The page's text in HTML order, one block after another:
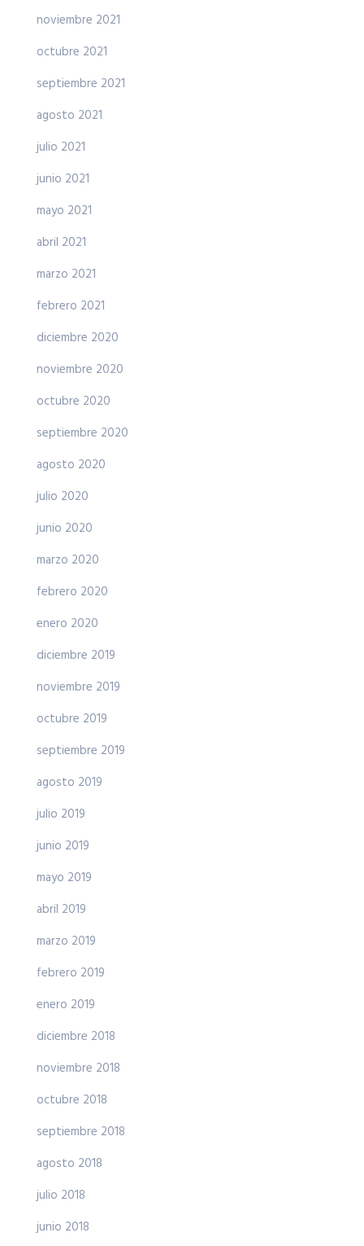
noviembre 2021
octubre 2021
septiembre 2021
agosto 2021
julio 2021
junio 2021
mayo 2021
abril 2021
marzo 2021
febrero 2021
diciembre 2020
noviembre 2020
octubre 2020
septiembre 2020
agosto 2020
julio 2020
junio 2020
marzo 2020
febrero 2020
enero 2020
diciembre 2019
noviembre 2019
octubre 2019
septiembre 2019
agosto 2019
julio 2019
junio 2019
mayo 2019
abril 2019
marzo 2019
febrero 2019
enero 2019
diciembre 2018
noviembre 2018
octubre 2018
septiembre 2018
agosto 2018
julio 2018
junio 2018